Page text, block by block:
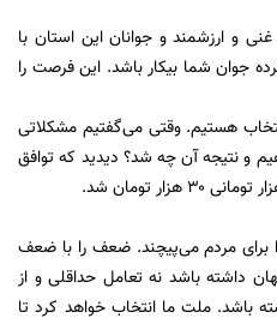
و ارزشمند و جوانان این استان با
جوان شما بیکار باشد. این فرصت را
هستیم. وقتی می‌گفتیم مشکلاتی
با ما دشمنی دارند امتیاز دهیم و نتیجه آن چه شد؟ دیدید که توافق
برای مردم می‌پیچند. ضعف را با ضعف
داشته باشد نه تعامل حداقلی و از
باشد. ملت ما انتخاب خواهد کرد تا